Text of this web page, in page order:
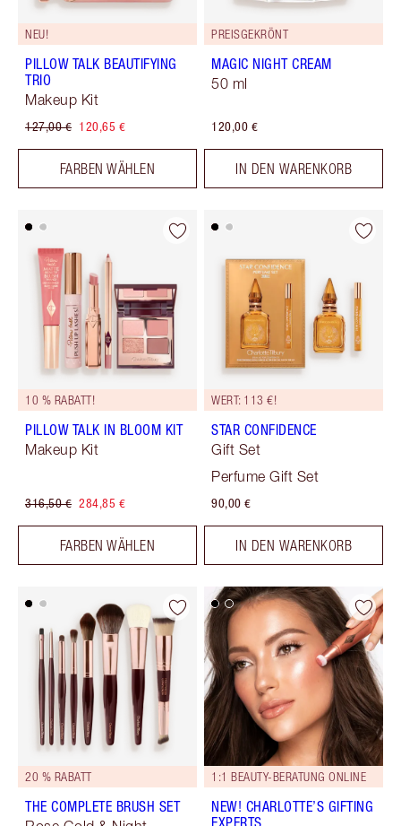
NEU!
PILLOW TALK BEAUTIFYING
TRIO
Makeup Kit
127,00 € 120,65 €
FARBEN WÄHLEN
PREISGEKRÖNT
MAGIC NIGHT CREAM
50 ml
120,00 €
IN DEN WARENKORB
10 % RABATT!
PILLOW TALK IN BLOOM KIT
Makeup Kit
316,50 € 284,85 €
FARBEN WÄHLEN
WERT: 113 €!
STAR CONFIDENCE
Gift Set
Perfume Gift Set
90,00 €
IN DEN WARENKORB
20 % RABATT
THE COMPLETE BRUSH SET
1:1 BEAUTY-BERATUNG ONLINE
NEW! CHARLOTTE’S GIFTING
EXPERTS